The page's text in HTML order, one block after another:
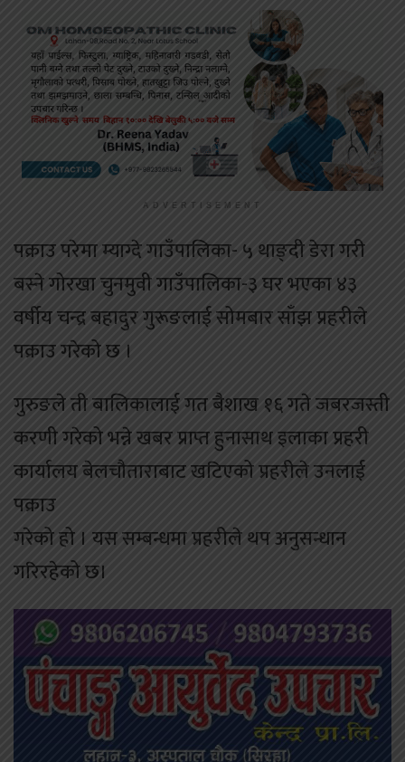
ADVERTISEMENT
पक्राउ परेमा म्याग्दे गाउँपालिका- ५ थाङ्दी डेरा गरी
बस्ने गोरखा चुनमुवी गाउँपालिका-३ घर भएका ४३
वर्षीय चन्द्र बहादुर गुरूङलाई सोमबार साँझ प्रहरीले
पक्राउ गरेको छ ।
गुरुङले ती बालिकालाई गत बैशाख १६ गते जबरजस्ती
करणी गरेको भन्ने खबर प्राप्त हुनासाथ इलाका प्रहरी
कार्यालय बेलचौताराबाट खटिएको प्रहरीले उनलाई
पक्राउ
गरेको हो । यस सम्बन्धमा प्रहरीले थप अनुसन्धान
गरिरहेको छ।